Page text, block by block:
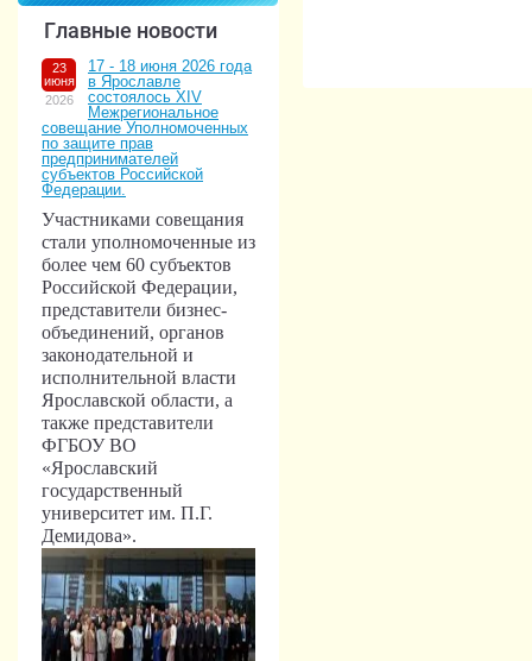
Главные новости
23
июня
2026
17 - 18 июня 2026 года
в Ярославле
состоялось XIV
Межрегиональное
совещание Уполномоченных
по защите прав
предпринимателей
субъектов Российской
Федерации.
Участниками совещания
стали уполномоченные из
более чем 60 субъектов
Российской Федерации,
представители бизнес-
объединений, органов
законодательной и
исполнительной власти
Ярославской области, а
также представители
ФГБОУ ВО
«Ярославский
государственный
университет им. П.Г.
Демидова».